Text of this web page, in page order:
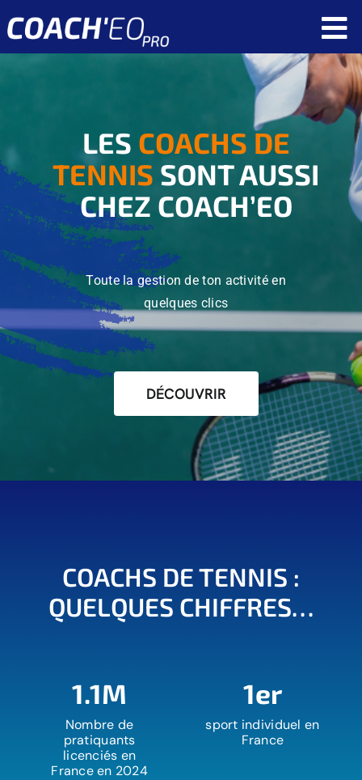
au
contenu
Fonctionnalités
Ressources
Qui sommes nous ?
Application client
LES COACHS DE
TENNIS SONT AUSSI
CHEZ COACH’EO
Toute la gestion de ton activité en
quelques clics
DÉCOUVRIR
COACHS DE TENNIS :
QUELQUES CHIFFRES…
1.1M
Nombre de
pratiquants
licenciés en
Franceen 2024
1er
sport individuel en
France